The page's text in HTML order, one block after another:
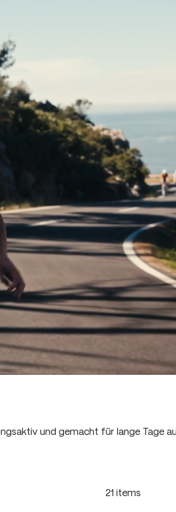
und gemacht für lange Tage
21 items